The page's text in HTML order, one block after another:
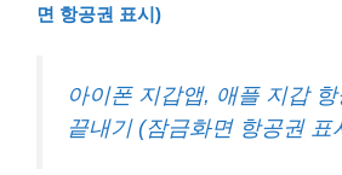
면 항공권 표시)
아이폰 지갑앱, 애플 지갑
끝내기 (잠금화면 항공권 표